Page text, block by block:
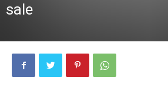
sale